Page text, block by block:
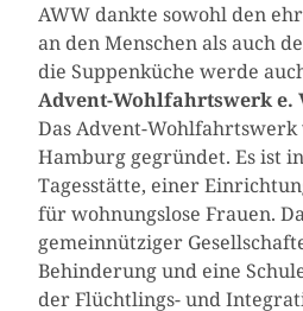
AWW dankte sowohl den
an den Menschen als auch
die Suppenküche werde
Advent-Wohlfahrtswerk e.
Das Advent-
Hamburg gegründet. Es ist
Tagesstätte, einer
für wohnungslose Frauen.
gemeinnütziger
Behinderung und eine
der Flüchtlings- und